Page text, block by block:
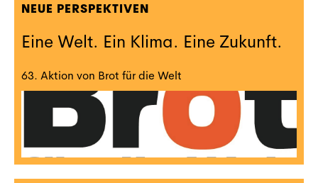
NEUE PERSPEKTIVEN
Eine Welt. Ein Klima. Eine Zukunft.
63. Aktion von Brot für die Welt